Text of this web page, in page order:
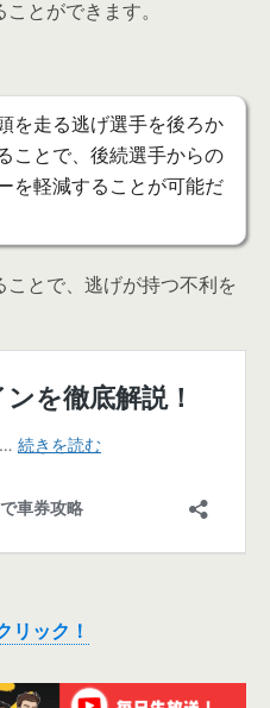
ことができます。
を走る逃げ選手を後ろか
ことで、後続選手からの
を軽減することが可能だ
とで、逃げが持つ不利を
リック！